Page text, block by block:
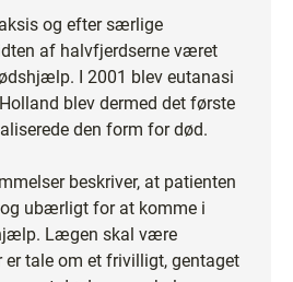
og efter særlige
af halvfjerdserne været
I 2001 blev eutanasi
blev dermed det første
den form for død.
beskriver, at patienten
ubærligt for at komme i
Lægen skal være
er tale om et frivilligt, gentaget